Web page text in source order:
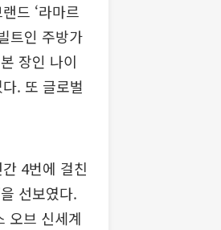
드 ‘라마르
트인 주방가
장인 나이
. 또 글로벌
4번에 걸친
선보였다.
오브 신세계